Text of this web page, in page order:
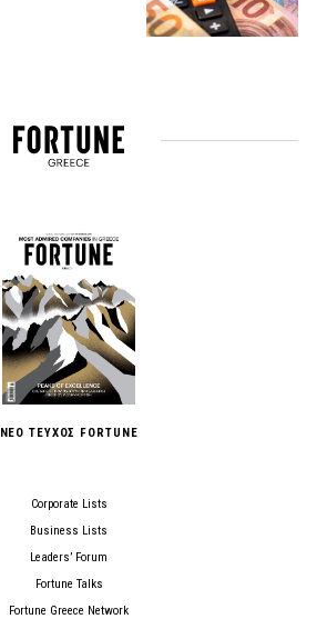
ΝΕΟ ΤΕΥΧΟΣ FORTUNE
Corporate Lists
Business Lists
Leaders’ Forum
Fortune Talks
Fortune Greece Network